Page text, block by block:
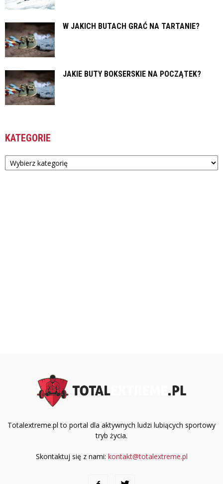
W JAKICH BUTACH GRAĆ NA TARTANIE?
JAKIE BUTY BOKSERSKIE NA POCZĄTEK?
KATEGORIE
Kategorie
Totalextreme.pl to portal dla aktywnych ludzi lubiących sportowy
tryb życia.
Skontaktuj się z nami: kontakt@totalextreme.pl